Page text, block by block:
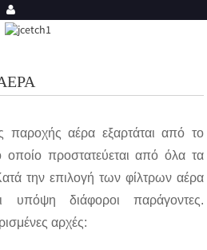
παροχής αέρα εξαρτάται από το
οποίο προστατεύεται από όλα τα
την επιλογή των φίλτρων αέρα
υπόψη διάφοροι παράγοντες.
αρχές: